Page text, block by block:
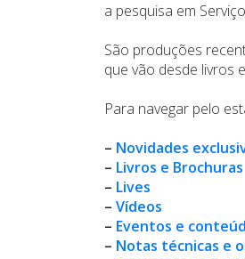
a pesquisa em
São produções
que vão desde livros
Para navegar pelo
– Novidades
– Livros e Brochuras
– Lives
– Vídeos
– Eventos e
– Notas técnicas e